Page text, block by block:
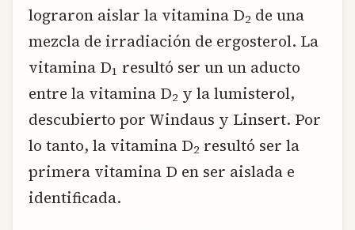
lograron aislar la vitamina D2 de una
mezcla de irradiación de ergosterol. La
vitamina D1 resultó ser un un aducto
entre la vitamina D2 y la lumisterol,
descubierto por Windaus y Linsert. Por
lo tanto, la vitamina D2 resultó ser la
primera vitamina D en ser aislada e
identificada.